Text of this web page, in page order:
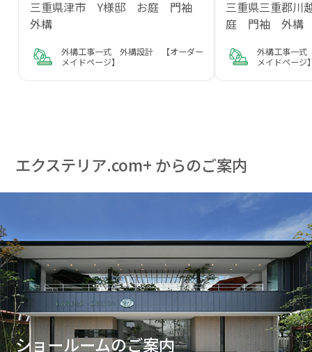
三重県津市 Y様邸 お庭 門袖
外構
外構工事一式 外構設計 【オーダー
メイドページ】
三重県三重郡
庭 門袖 外構
外構工事一
メイドページ
エクステリア.com+ からのご案内
ショールームのご案内